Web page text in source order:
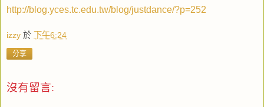
http://blog.yces.tc.edu.tw/blog/justdance/?p=252
izzy 於 下午6:24
分享
沒有留言: